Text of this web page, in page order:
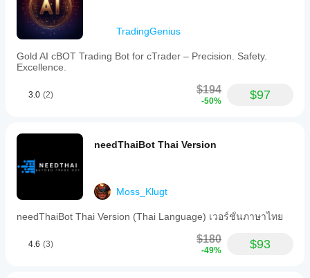
TradingGenius
Gold AI cBOT Trading Bot for cTrader – Precision. Safety.
Excellence.
3.0 (2) $194
-50% $97
needThaiBot Thai Version
Moss_Klugt
needThaiBot Thai Version (Thai Language) เวอร์ชั่นภาษาไทย
4.6 (3) $180
-49% $93